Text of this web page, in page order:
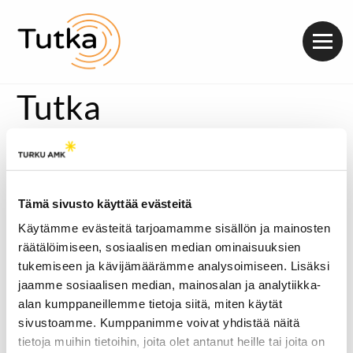
Tämä sivusto käyttää evästeitä
Käytämme evästeitä tarjoamamme sisällön ja mainosten
räätälöimiseen, sosiaalisen median ominaisuuksien
tukemiseen ja kävijämäärämme analysoimiseen. Lisäksi
jaamme sosiaalisen median, mainosalan ja analytiikka-
alan kumppaneillemme tietoja siitä, miten käytät
sivustoamme. Kumppanimme voivat yhdistää näitä
tietoja muihin tietoihin, joita olet antanut heille tai joita on
Tutka
Turun ammattikorkeakoulun opiskelijavoimin toimiva
Radio Tutka aloittaa kolmannen lähetyskautensa.
Mukana on paljon uusia tekijöitä, mutta muutamia
kuulijoille tuttuja ohjelmiaohjelmakartasta
Uudella lähetyskaudella juontajia on ennätysmäärä.
Syksyn aikana äänessä kuullaan peräti 29 eri juontajaa,
joten mielenkiintoista kuunneltavaa löytyy jokaiselle
kuulijalle.
Syksyn lähetyskauden alkua juhlistetaan Kickoff-bileiden
merkeissä Bar Kukassa keskiviikkona 10.10. Illan aikana
lavalle nousevat turkulainen hiphop-artisti Hurja, sekä